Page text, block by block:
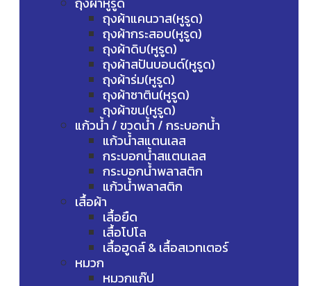
ถุงผ้าแคนวาส(หูรูด)
ถุงผ้ากระสอบ(หูรูด)
ถุงผ้าดิบ(หูรูด)
ถุงผ้าสปันบอนด์(หูรูด)
ถุงผ้าร่ม(หูรูด)
ถุงผ้าซาติน(หูรูด)
ถุงผ้าขน(หูรูด)
แก้วน้ำ / ขวดน้ำ / กระบอกน้ำ
แก้วน้ำสแตนเลส
กระบอกน้ำสแตนเลส
กระบอกน้ำพลาสติก
แก้วน้ำพลาสติก
เสื้อผ้า
เสื้อยืด
เสื้อโปโล
เสื้อฮูดส์ & เสื้อสเวทเตอร์
หมวก
หมวกแก๊ป